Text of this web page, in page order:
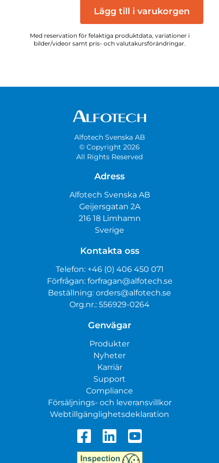
Lägg till i varukorgen
Med reservation för felaktiga produktdata, variationer i
bilder/videor samt pris- och valutakursförändringar.
Alfotech Svenska AB
© Copyright 2026
All Rights Reserved
Adress
Alfotech Svenska AB
Geijersgatan 2A
216 18 Limhamn
Sverige
Kontakta oss
Telefon: +46 (0) 406 450 071
Förfrågan: forfragan@alfotech.se
Beställning: orders@alfotech.se
Org.nr.: 556929-0264
Genvägar
Produkter
Nyheter
Karriär
Support
Compliance
Försäljnings- och leveransvillkor
Webtillgänglighetsdeklaration